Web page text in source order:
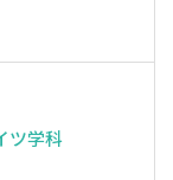
ツ学科